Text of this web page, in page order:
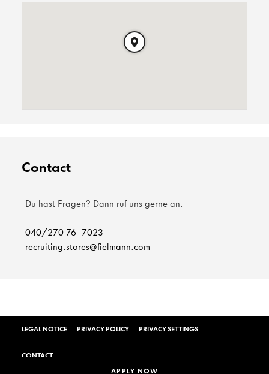
APPLY NOW
Contact
Du hast Fragen? Dann ruf uns gerne an.
040/270 76-7023
recruiting.stores@fielmann.com
LEGAL NOTICE PRIVACY POLICY PRIVACY SETTINGS
CONTACT